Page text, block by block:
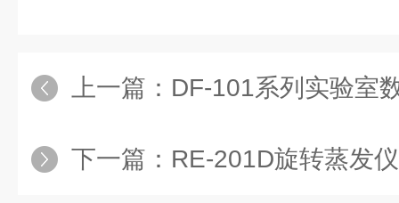
上一篇： DF-101系列实验室
下一篇： RE-201D旋转蒸发仪